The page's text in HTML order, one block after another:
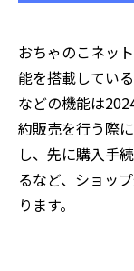
おちゃのこネッ
能を搭載してい
などの機能は
約販売を行う際
し、先に購入手
るなど、ショッ
ります。